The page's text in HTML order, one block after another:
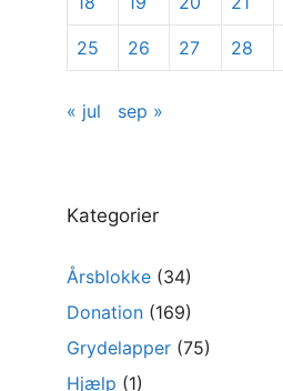
25 26 27 28
« jul sep »
Kategorier
Årsblokke (34)
Donation (169)
Grydelapper (75)
Hjælp (1)